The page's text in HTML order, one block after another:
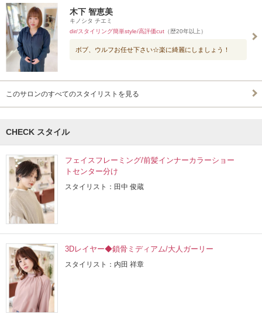
木下 智恵美
キノシタ チエミ
dir/スタイリング簡単style/高評価cut （歴20年以上）
ボブ、ウルフお任せ下さい☆楽に綺麗にしましょう！
このサロンのすべてのスタイリストを見る
CHECK スタイル
フェイスフレーミング/前髪インナーカラーショー
トセンター分け
スタイリスト：田中 俊蔵
3Dレイヤー◆鎖骨ミディアム/大人ガーリー
スタイリスト：内田 祥章